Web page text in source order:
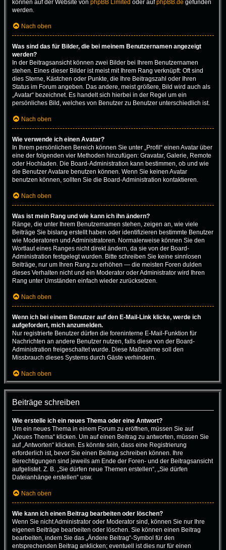
können auf der Website von phpBB Limited oder aufphpBB.de gefunden
werden.
Nach oben
Was sind das für Bilder, die bei meinem Benutzernamen angezeigt
werden?
In der Beitragsansicht können zwei Bilder bei Ihrem Benutzernamen
stehen. Eines dieser Bilder ist meist mit Ihrem Rang verknüpft: Oft sind
dies Sterne, Kästchen oder Punkte, die Ihre Beitragszahl oder Ihren
Status im Forum angeben. Das andere, meist größere, Bild wird auch als
„Avatar“ bezeichnet. Es handelt sich hierbei in der Regel um ein
persönliches Bild, welches von Benutzer zu Benutzer unterschiedlich ist.
Nach oben
Wie verwende ich einen Avatar?
In Ihrem persönlichen Bereich können Sie unter „Profil“ einen Avatar über
eine der folgenden vier Methoden hinzufügen: Gravatar, Galerie, Remote
oder Hochladen. Die Board-Administration kann bestimmen, ob und wie
die Benutzer Avatare benutzen können. Wenn Sie keinen Avatar
benutzen können, sollten Sie die Board-Administration kontaktieren.
Nach oben
Was ist mein Rang und wie kann ich ihn ändern?
Ränge, die unter Ihrem Benutzernamen stehen, zeigen an, wie viele
Beiträge Sie bislang erstellt haben oder identifizieren bestimmte Benutzer
wie Moderatoren und Administratoren. Normalerweise können Sie den
Wortlaut eines Ranges nicht direkt ändern, da sie von der Board-
Administration festgelegt wurden. Bitte schreiben Sie keine sinnlosen
Beiträge, nur um Ihren Rang zu erhöhen — die meisten Foren dulden
dieses Verhalten nicht und ein Moderator oder Administrator wird Ihren
Rang unter Umständen einfach wieder zurücksetzen.
Nach oben
Wenn ich bei einem Benutzer auf den E-Mail-Link klicke, werde ich
aufgefordert, mich anzumelden.
Nur registrierte Benutzer dürfen die foreninterne E-Mail-Funktion für
Nachrichten an andere Benutzer nutzen, falls diese von der Board-
Administration freigeschaltet wurde. Diese Maßnahme soll den
Missbrauch dieses Systems durch Gäste verhindern.
Nach oben
Beiträge schreiben
Wie erstelle ich ein neues Thema oder eine Antwort?
Um ein neues Thema in einem Forum zu eröffnen, müssen Sie auf
„Neues Thema“ klicken. Um auf einen Beitrag zu antworten, müssen Sie
auf „Antworten“ klicken. Es könnte sein, dass eine Registrierung
erforderlich ist, bevor Sie einen Beitrag schreiben können. Ihre
Berechtigungen sind jeweils am Ende der Foren- und der Beitragsansicht
aufgelistet. Z. B. „Sie dürfen neue Themen erstellen“, „Sie dürfen
Dateianhänge erstellen“ usw.
Nach oben
Wie kann ich einen Beitrag bearbeiten oder löschen?
Wenn Sie nicht Administrator oder Moderator sind, können Sie nur Ihre
eigenen Beiträge bearbeiten oder löschen. Sie können einen Beitrag
bearbeiten, indem Sie das „Ändere Beitrag“-Symbol für den
entsprechenden Beitrag anklicken; eventuell ist dies nur für einen